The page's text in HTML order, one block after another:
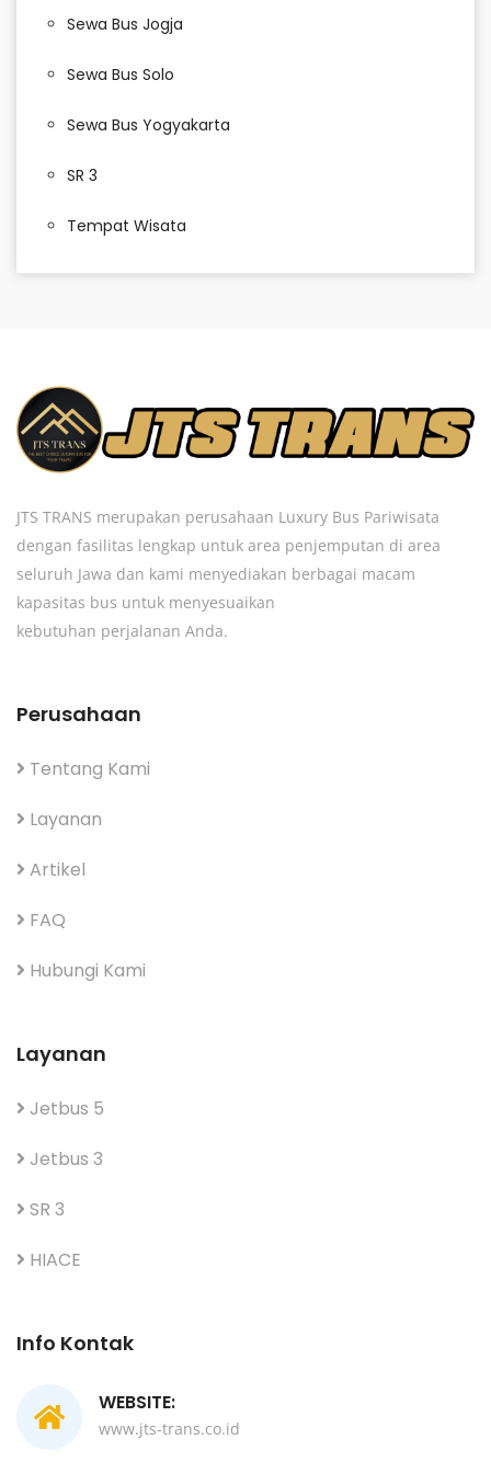
Sewa Bus Jogja
Sewa Bus Solo
Sewa Bus Yogyakarta
SR 3
Tempat Wisata
JTS TRANS merupakan perusahaan Luxury Bus Pariwisata
dengan fasilitas lengkap untuk area penjemputan di area
seluruh Jawa dan kami menyediakan berbagai macam
kapasitas bus untuk menyesuaikan
kebutuhan perjalanan Anda.
Perusahaan
Tentang Kami
Layanan
Artikel
FAQ
Hubungi Kami
Layanan
Jetbus 5
Jetbus 3
SR 3
HIACE
Info Kontak
WEBSITE:
www.jts-trans.co.id